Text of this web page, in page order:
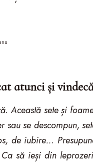
atunci și
Această sete și
se descompun,
de iubire…
să ieși din